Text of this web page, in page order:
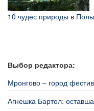
10 чудес природы в
Выбор редактора:
Мронгово – город
Агнешка Бартол: